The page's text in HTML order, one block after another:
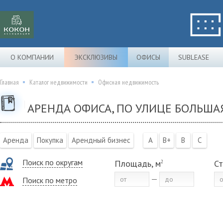
О КОМПАНИИ ЭКСКЛЮЗИВЫ ОФИСЫ SUBLEASE
Главная Каталог недвижимости Офисная недвижимость
АРЕНДА ОФИСА, ПО УЛИЦЕ
Аренда Покупка Арендный бизнес A B+ B C
Поиск по округам
Поиск по метро
Площадь, м2